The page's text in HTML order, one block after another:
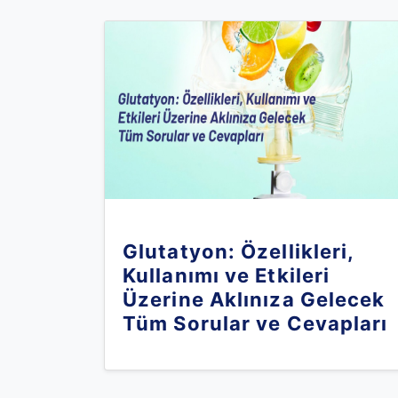
Glutatyon: Özellikleri,
Kullanımı ve Etkileri
Üzerine Aklınıza Gelecek
Tüm Sorular ve Cevapları